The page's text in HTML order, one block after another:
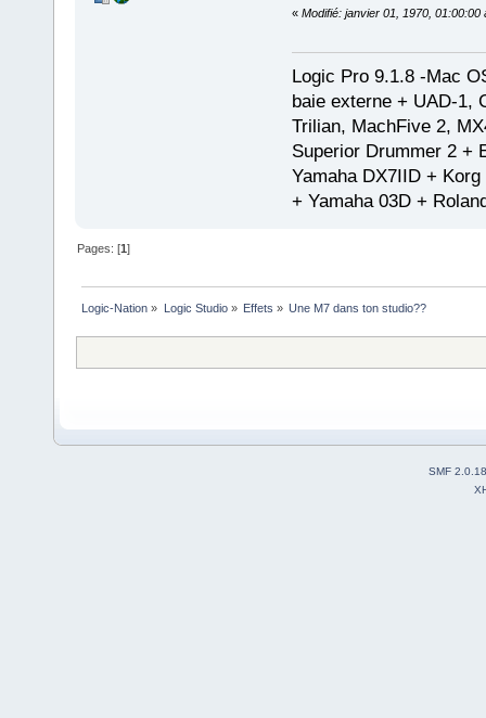
« Modifié: janvier 01, 1970, 01:00:00
Logic Pro 9.1.8 -Mac
baie externe + UAD-1,
Trilian, MachFive 2,
Superior Drummer 2 +
Yamaha DX7IID +
+ Yamaha 03D +
Pages: [1]
Logic-Nation » Logic Studio» Effets » Une M7 dans ton studio??
SMF 2.0.18